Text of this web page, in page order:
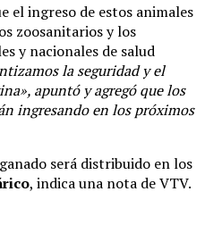
el ingreso de estos animales
zoosanitarios y los
y nacionales de salud
la seguridad y el
apuntó y agregó que los
ingresando en los próximos
será distribuido en los
, indica una nota de VTV.